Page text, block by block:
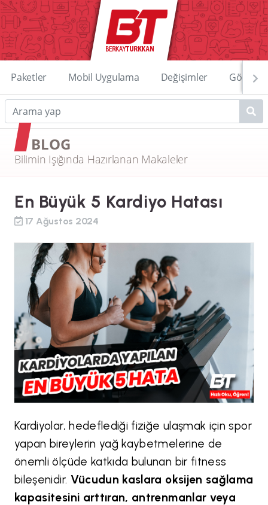
Paketler Mobil Uygulama Değişimler
BLOG
Bilimin Işığında Hazırlanan Makaleler
En Büyük 5 Kardiyo Hatası
17 Ağustos 2024
Kardiyolar, hedeflediği fiziğe ulaşmak için spor
yapan bireylerin yağ kaybetmelerine de
önemli ölçüde katkıda bulunan bir fitness
bileşenidir. Vücudun kaslara oksijen sağlama
kapasitesini arttıran, antrenmanlar veya